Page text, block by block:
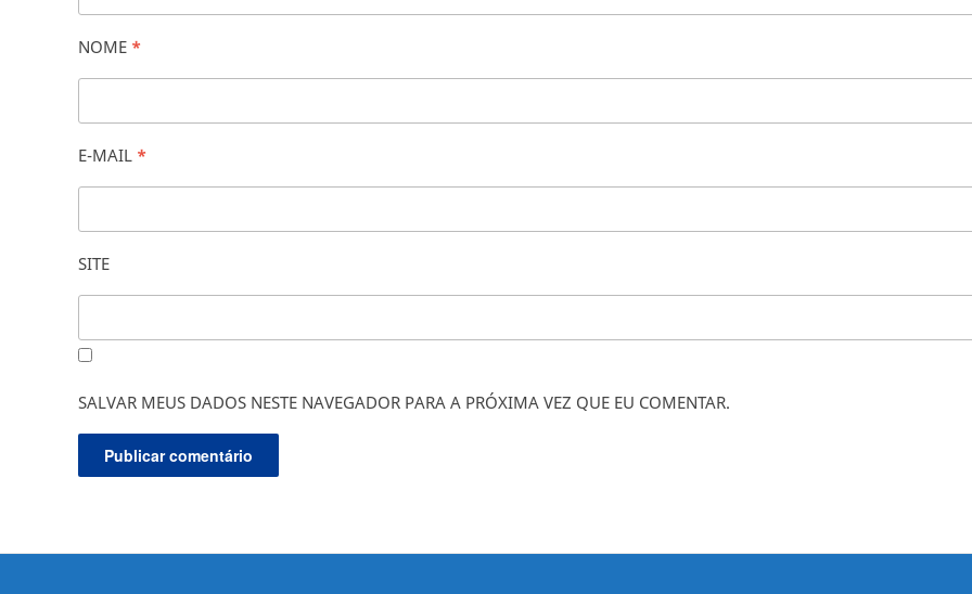
NOME *
E-MAIL *
SITE
SALVAR MEUS DADOS NESTE NAVEGADOR PARA A PRÓXIMA VEZ QUE EU COMENTAR.